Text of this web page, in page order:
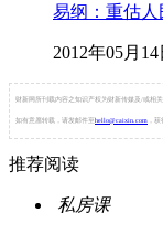
易纲：重估人
2012年05月14
财新网所刊载内容之知识产权为财新传媒及/或相
如有意愿转载，请发邮件至 hello@caixin.com ，
推荐阅读
私房课